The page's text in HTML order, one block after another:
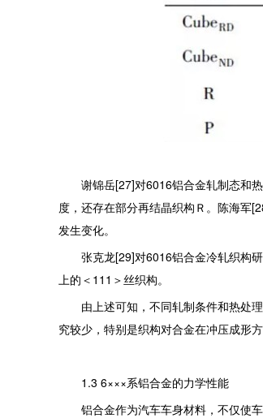
谢锦岳[27]对6016铝合金轧制态和热
度，还存在部分再结晶织构Ｒ。陈海军
发生变化。
张克龙[29]对6016铝合金冷轧织构研
上的＜111＞丝织构。
由上述可知，不同轧制条件和热处理
究较少，特别是织构对合金在冲压成形
1.3 6×××系铝合金的力学性能
铝合金作为汽车车身材料，不仅使车